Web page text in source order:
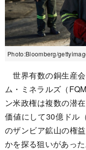
Photo:Bloomberg/
世界有数の銅生産
ム・ミネラルズ（
ン米政権は複数の潜
価値にして30億ドル
のザンビア鉱山の権
かを探る狙いがあった